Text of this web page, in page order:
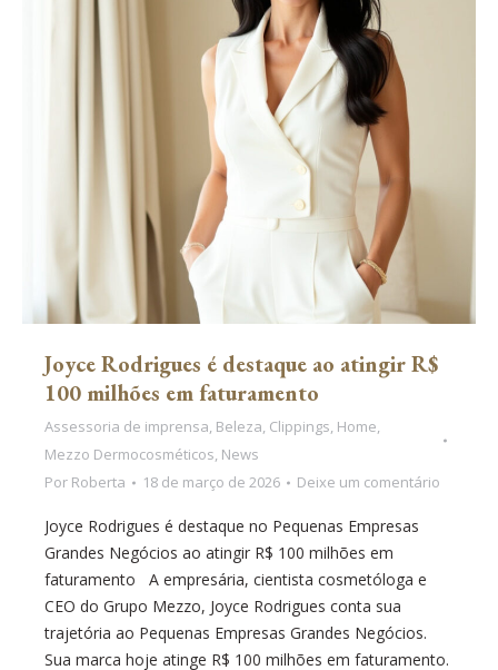
Joyce Rodrigues é destaque ao atingir R$
100 milhões em faturamento
Assessoria de imprensa, Beleza, Clippings, Home,
Mezzo Dermocosméticos, News
Por Roberta 18 de março de 2026 Deixe um comentário
Joyce Rodrigues é destaque no Pequenas Empresas
Grandes Negócios ao atingir R$ 100 milhões em
faturamento A empresária, cientista cosmetóloga e
CEO do Grupo Mezzo, Joyce Rodrigues conta sua
trajetória ao Pequenas Empresas Grandes Negócios.
Sua marca hoje atinge R$ 100 milhões em faturamento.